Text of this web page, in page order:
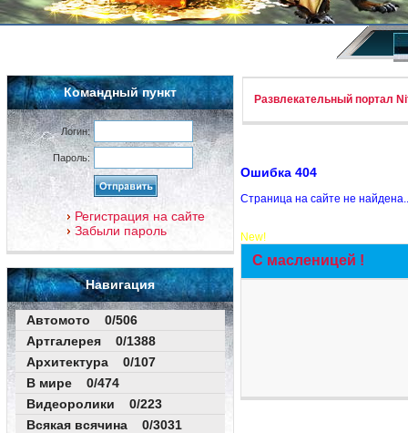
Командный пункт
Логин:
Пароль:
Регистрация на сайте
Забыли пароль
Навигация
Автомото 0/506
Артгалерея 0/1388
Архитектура 0/107
В мире 0/474
Видеоролики 0/223
Всякая всячина 0/3031
Развлекательный портал
Ошибка 404
Страница на сайте не
New!
С масленицей !